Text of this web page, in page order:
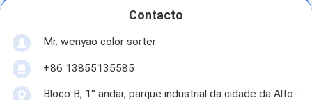
Contacto
Mr. wenyao color sorter
+86 13855135585
Bloco B, 1° andar, parque industrial da cidade da Alto-